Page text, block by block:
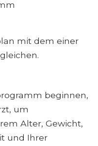
mit dem einer
beginnen,
um
Alter, Gewicht,
und Ihrer